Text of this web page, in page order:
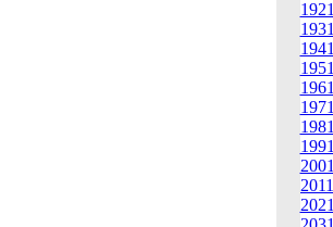
1921
1931
1941
1951
1961
1971
1981
1991
2001
2011
2021